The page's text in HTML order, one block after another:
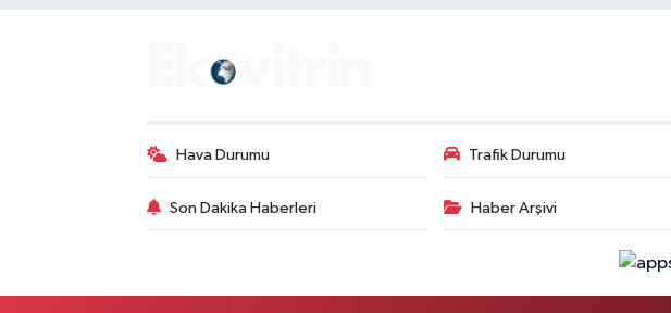
Hava Durumu Trafik Durumu
Son Dakika Haberleri Haber Arşivi